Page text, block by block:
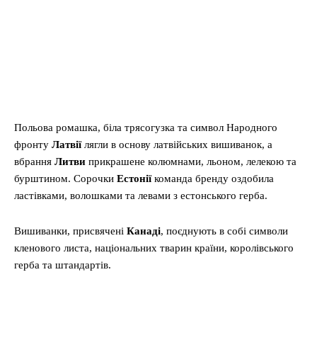
Польова ромашка, біла трясогузка та символ Народного
фронту Латвіїлягли в основу латвійських вишиванок, а
вбрання Литви прикрашене колюмнами, льоном, лелекою та
бурштином. Сорочки Естоніїкоманда бренду оздобила
ластівками, волошками та левами з естонського герба.
Вишиванки, присвячені Канаді, поєднують в собі символи
кленового листа, національних тварин країни, королівського
герба та штандартів.